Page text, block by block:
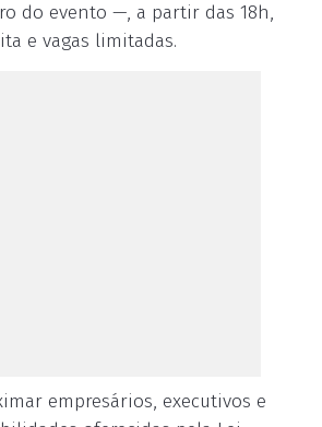
do evento —, a partir das 18h,
e vagas limitadas.
empresários, executivos e